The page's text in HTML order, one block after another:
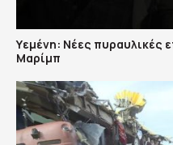
Υεμένη: Nέες πυραυλικές
Μαρίμπ